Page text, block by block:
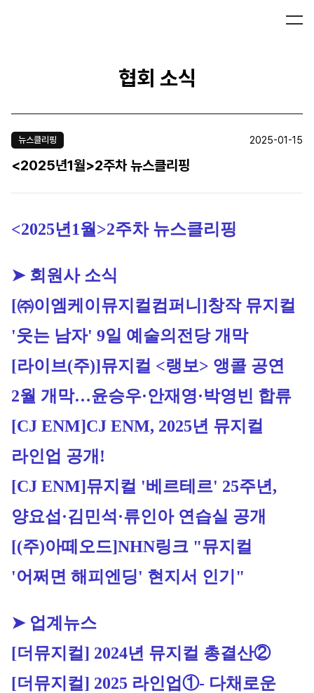
협회 소식
뉴스클리핑 2025-01-15
<2025년1월>2주차 뉴스클리핑
<2025년1월>2주차 뉴스클리핑
➤ 회원사 소식
[㈜이엠케이뮤지컬컴퍼니]창작 뮤지컬
'웃는 남자' 9일 예술의전당 개막
[라이브(주)]뮤지컬 <랭보> 앵콜 공연
2월 개막…윤승우·안재영·박영빈 합류
[CJ ENM]CJ ENM, 2025년 뮤지컬
라인업 공개!
[CJ ENM]뮤지컬 '베르테르' 25주년,
양요섭·김민석·류인아 연습실 공개
[(주)아떼오드]NHN링크 "뮤지컬
'어쩌면 해피엔딩' 현지서 인기"
➤ 업계뉴스
[더뮤지컬] 2024년 뮤지컬 총결산②
[더뮤지컬] 2025 라인업①- 다채로운